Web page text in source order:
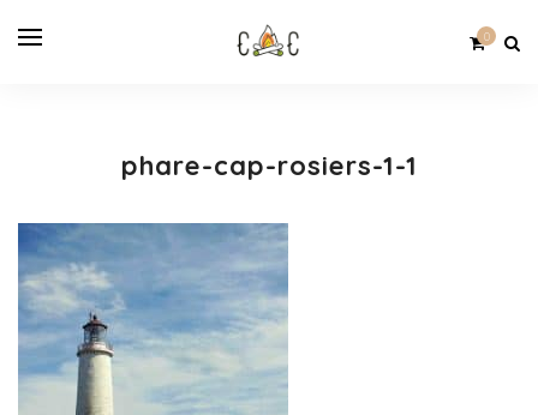
0
phare-cap-rosiers-1-1